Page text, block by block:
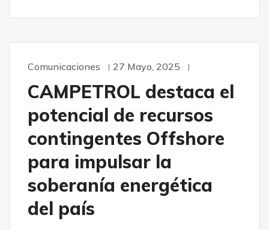
Comunicaciones 27 Mayo, 2025
CAMPETROL destaca el
potencial de recursos
contingentes Offshore
para impulsar la
soberanía energética
del país